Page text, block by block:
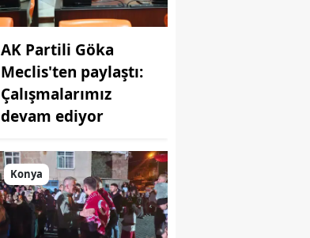
AK Partili Göka
Meclis'ten paylaştı:
Çalışmalarımız
devam ediyor
Konya